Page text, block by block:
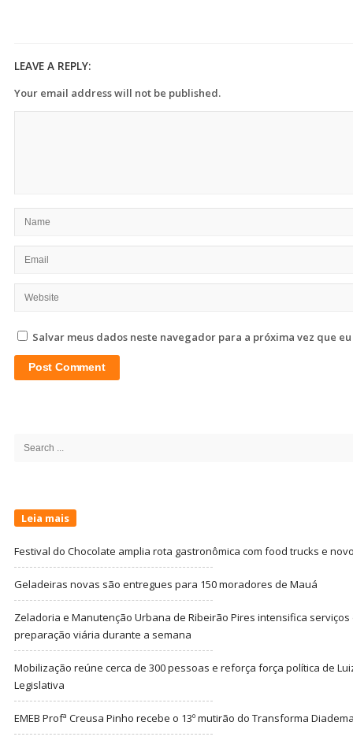
LEAVE A REPLY:
Your email address will not be published.
Salvar meus dados neste navegador para a próxima vez que
Search
Leia mais
Festival do Chocolate amplia rota gastronômica com food trucks e
Geladeiras novas são entregues para 150 moradores de Mauá
Zeladoria e Manutenção Urbana de Ribeirão Pires intensifica
preparação viária durante a semana
Mobilização reúne cerca de 300 pessoas e reforça força política de
Legislativa
EMEB Profª Creusa Pinho recebe o 13º mutirão do Transforma